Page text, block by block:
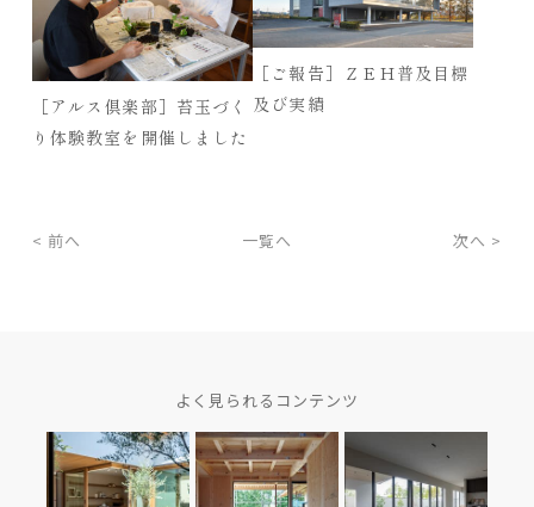
［アルス倶楽部］苔玉づく
り体験教室を開催しました
［ご報告］ＺＥＨ普及目標
及び実績
< 前へ 一覧へ 次へ >
よく見られるコンテンツ